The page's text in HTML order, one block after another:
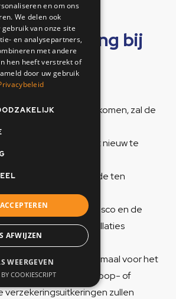
Verzekering bij
anders zijn overeengekomen, zal de
van oplevering van het nieuw te
maar mede ten
dit schip of casco en de
materialen en installaties
waarde die
en maximaal voor het
de overeengekomen koop- of
verzekeringsuitkeringen zullen
en om ons
We delen ook
van onze site
en analysepartners,
met andere
hen heeft verstrekt of
door uw gebruik
AFWIJZEN
WEERGEVEN
COOKIESCRIPT